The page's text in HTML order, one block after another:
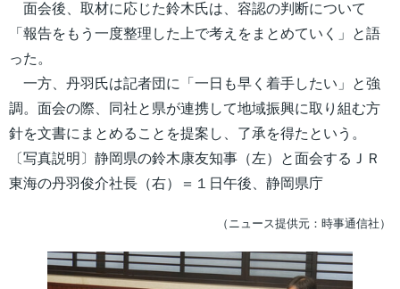
面会後、取材に応じた鈴木氏は、容認の判断について
「報告をもう一度整理した上で考えをまとめていく」と語
った。
一方、丹羽氏は記者団に「一日も早く着手したい」と強
調。面会の際、同社と県が連携して地域振興に取り組む方
針を文書にまとめることを提案し、了承を得たという。
〔写真説明〕静岡県の鈴木康友知事（左）と面会するＪＲ
東海の丹羽俊介社長（右）＝１日午後、静岡県庁
（ニュース提供元：時事通信社）